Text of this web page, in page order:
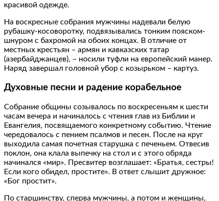
красивой одежде.
На воскресные собрания мужчины надевали белую
рубашку-косоворотку, подвязывались тонким пояском-
шнуром с бахромой на обоих концах. В отличие от
местных крестьян – армян и кавказских татар
(азербайджанцев), – носили туфли на европейский манер.
Наряд завершал головной убор с козырьком – картуз.
Духовные песни и радение корабельное
Собрание общины созывалось по воскресеньям к шести
часам вечера и начиналось с чтения глав из Библии и
Евангелия, посвящаемого конкретному событию. Чтение
чередовалось с пением псалмов и песен. После на круг
выходила самая почетная старушка с печеньем. Отвесив
поклон, она клала выпечку на стол и с этого обряда
начинался «мир». Пресвитер возглашает: «Братья, сестры!
Если кого обидел, простите». В ответ слышит дружное:
«Бог простит».
По старшинству, сперва мужчины, а потом и женщины,